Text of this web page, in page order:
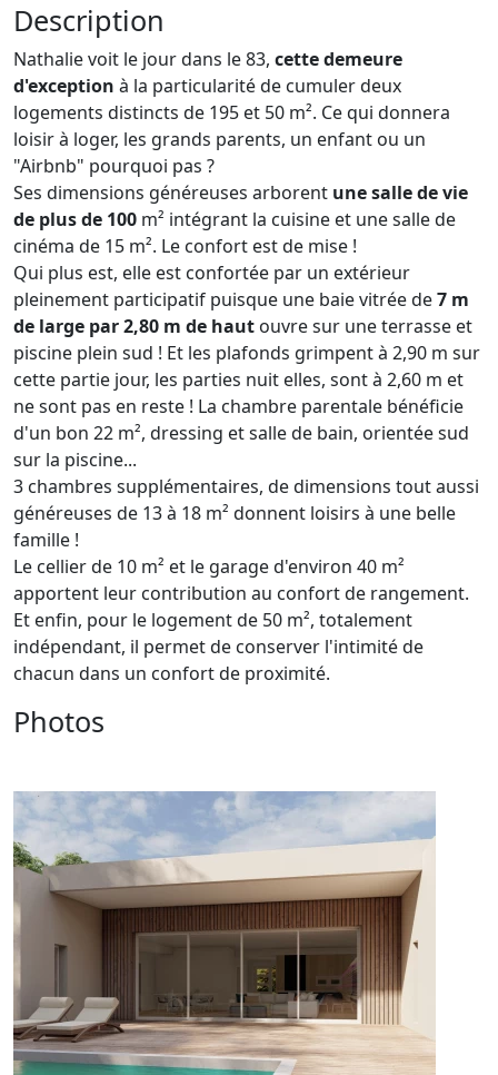
Description
Nathalie voit le jour dans le 83, cette demeure
d'exception à la particularité de cumuler deux
logements distincts de 195 et 50 m². Ce qui donnera
loisir à loger, les grands parents, un enfant ou un
"Airbnb" pourquoi pas ?
Ses dimensions généreuses arborent une salle de vie
de plus de 100 m² intégrant la cuisine et une salle de
cinéma de 15 m². Le confort est de mise !
Qui plus est, elle est confortée par un extérieur
pleinement participatif puisque une baie vitrée de7 m
de large par 2,80 m de haut ouvre sur une terrasse et
piscine plein sud ! Et les plafonds grimpent à 2,90 m sur
cette partie jour, les parties nuit elles, sont à 2,60 m et
ne sont pas en reste ! La chambre parentale bénéficie
d'un bon 22 m², dressing et salle de bain, orientée sud
sur la piscine...
3 chambres supplémentaires, de dimensions tout aussi
généreuses de 13 à 18 m² donnent loisirs à une belle
famille !
Le cellier de 10 m² et le garage d'environ 40 m²
apportent leur contribution au confort de rangement.
Et enfin, pour le logement de 50 m², totalement
indépendant, il permet de conserver l'intimité de
chacun dans un confort de proximité.
Photos